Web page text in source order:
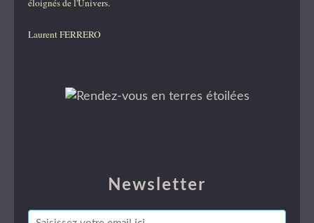
Newsletter
éloignés de l'Univers.
Laurent FERRERO